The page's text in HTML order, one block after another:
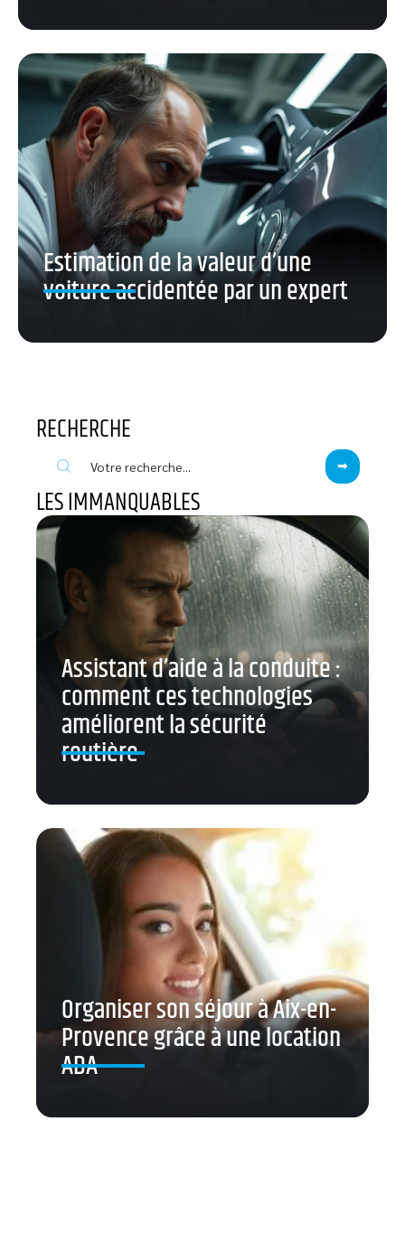
Estimation de la valeur d’une
voiture accidentée par un expert
RECHERCHE
LES IMMANQUABLES
Assistant d’aide à la conduite :
comment ces technologies
améliorent la sécurité
routière
Organiser son séjour à Aix-en-
Provence grâce à une location
ADA